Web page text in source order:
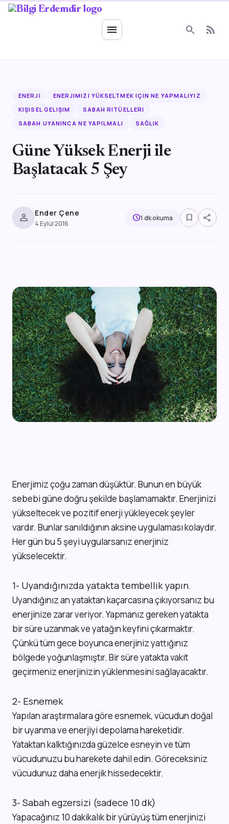
menu
Ruhsal Enerji
search rss_feed
ENERJI
ENERJIMIZI YÜKSELTMEK IÇIN NE YAPMALIYIZ
KIŞISEL GELIŞIM
SABAH RITÜELLERI
SABAH UYANINCA NE YAPILMALI
SAĞLIK
Güne Yüksek Enerji ile
Başlatacak 5 Şey
person Ender Çene
4 Eylül 2016
schedule1 dk okuma bookmark_border share
Enerjimiz çoğu zaman düşüktür. Bunun en büyük
sebebi güne doğru şekilde başlamamaktır. Enerjinizi
yükseltecek ve pozitif enerji yükleyecek şeyler
vardır. Bunlar sanıldığının aksine uygulaması kolaydır.
Her gün bu 5 şeyi uygularsanız enerjiniz
yükselecektir.
1- Uyandığınızda yatakta tembellik yapın.
Uyandığınız an yataktan kaçarcasına çıkıyorsanız bu
enerjinize zarar veriyor. Yapmanız gereken yatakta
bir süre uzanmak ve yatağın keyfini çıkarmaktır.
Çünkü tüm gece boyunca enerjiniz yattığınız
bölgede yoğunlaşmıştır. Bir süre yatakta vakit
geçirmeniz enerjinizin yüklenmesini sağlayacaktır.
2- Esnemek
Yapılan araştırmalara göre esnemek, vücudun doğal
bir uyanma ve enerjiyi depolama hareketidir.
Yataktan kalktığınızda güzelce esneyin ve tüm
vücudunuzu bu harekete dahil edin. Göreceksiniz
vücudunuz daha enerjik hissedecektir.
3- Sabah egzersizi (sadece 10 dk)
Yapacağınız 10 dakikalık bir yürüyüş tüm enerjinizi